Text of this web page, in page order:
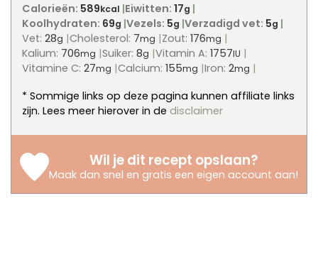
Calorieën: 589kcal
Koolhydraten: 69g
Eiwitten: 17g
Vet: 28g
Verzadigd vet: 5g
Cholesterol: 7mg Zout: 176mg
Kalium: 706mg
Vezels: 5g
Suiker: 8g Vitamin A: 1757IU
Vitamine C: 27mg Calcium: 155mg Iron: 2mg
* Sommige links op deze pagina kunnen affiliate links
zijn. Lees meer hierover in de
disclaimer
Wil je dit recept opslaan?
Maak dan snel en gratis een eigen account aan!